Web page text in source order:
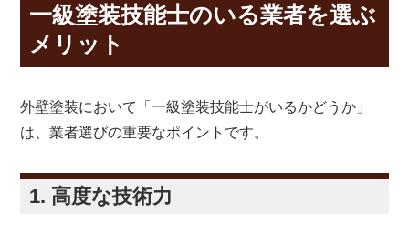
一級塗装技能士のいる業者を選ぶ
メリット
外壁塗装において「一級塗装技能士がいるかどうか」
は、業者選びの重要なポイントです。
1. 高度な技術力